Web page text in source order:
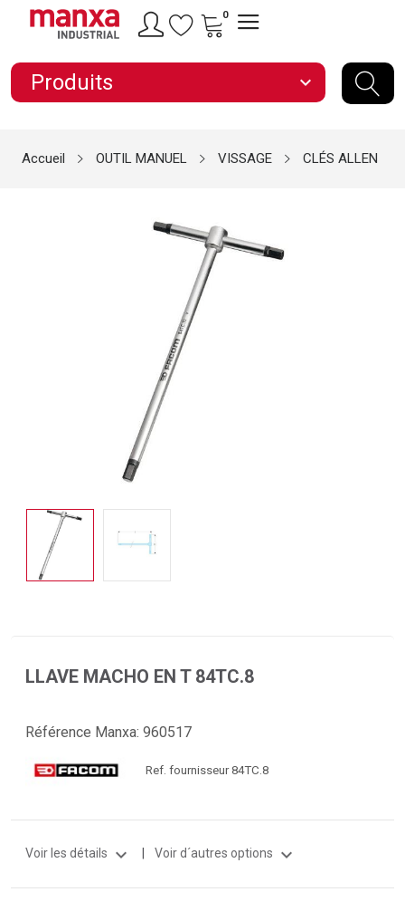
0
Produits expand_more
Accueil OUTIL MANUEL VISSAGE CLÉS ALLEN
LLAVE MACHO EN T 84TC.8
Référence Manxa: 960517
Ref. fournisseur 84TC.8
Voir les détails expand_more Voir d´autres options expand_more